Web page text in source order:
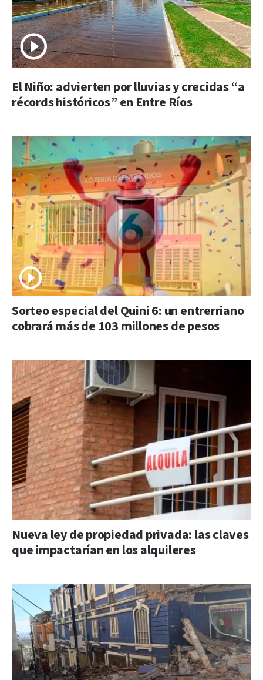
El Niño: advierten por lluvias y crecidas “a
récords históricos” en Entre Ríos
Sorteo especial del Quini 6: un entrerriano
cobrará más de 103 millones de pesos
Nueva ley de propiedad privada: las claves
que impactarían en los alquileres